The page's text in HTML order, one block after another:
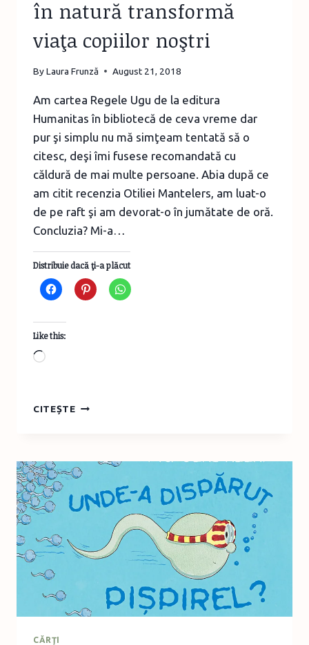
în natură transformă
viaţa copiilor noştri
ByLaura Frunză August 21, 2018
Am cartea Regele Ugu de la editura
Humanitas în bibliotecă de ceva vreme dar
pur şi simplu nu mă simţeam tentată să o
citesc, deşi îmi fusese recomandată cu
căldură de mai multe persoane. Abia după ce
am citit recenzia Otiliei Mantelers, am luat-o
de pe raft şi am devorat-o în jumătate de oră.
Concluzia? Mi-a…
Distribuie dacă ţi-a plăcut
Like this:
Loading…
CITEȘTEREGELE
JOACA
ÎN
NATURĂ
TRANSFORMĂ
COPIILOR
NOŞTRI
CĂRŢI